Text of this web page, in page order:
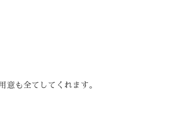
意も全てしてくれます。